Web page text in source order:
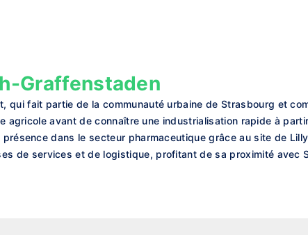
Graffenstaden
qui fait partie de la communauté urbaine de Strasbourg et
avant de connaître une industrialisation rapide à
dans le secteur pharmaceutique grâce au site de
de services et de logistique, profitant de sa proximité avec